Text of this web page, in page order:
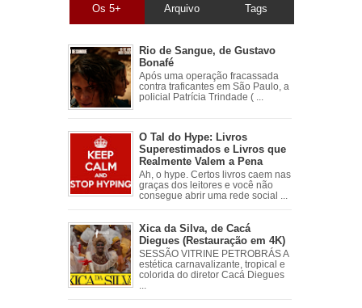
Os 5+ Arquivo Tags
Rio de Sangue, de Gustavo
Bonafé
Após uma operação fracassada
contra traficantes em São Paulo, a
policial Patrícia Trindade ( ...
O Tal do Hype: Livros
Superestimados e Livros que
Realmente Valem a Pena
Ah, o hype. Certos livros caem nas
graças dos leitores e você não
consegue abrir uma rede social ...
Xica da Silva, de Cacá
Diegues (Restauração em 4K)
SESSÃO VITRINE PETROBRÁS A
estética carnavalizante, tropical e
colorida do diretor Cacá Diegues